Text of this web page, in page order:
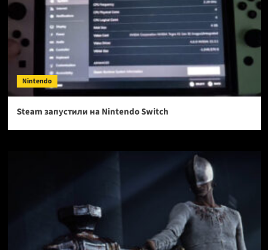
Nintendo
Steam запустили на Nintendo Switch